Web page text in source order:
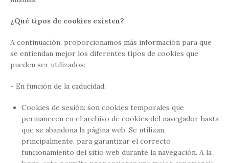
¿Qué tipos de cookies existen?
A continuación, proporcionamos más información para que
se entiendan mejor los diferentes tipos de cookies que
pueden ser utilizados:
- En función de la caducidad:
Cookies de sesión: son cookies temporales que
permanecen en el archivo de cookies del navegador hasta
que se abandona la página web. Se utilizan,
principalmente, para garantizar el correcto
funcionamiento del sitio web durante la navegación. A la